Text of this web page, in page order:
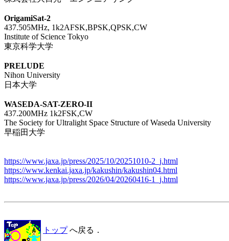
OrigamiSat-2
437.505MHz, 1k2AFSK,BPSK,QPSK,CW
Institute of Science Tokyo
東京科学大学
PRELUDE
Nihon University
日本大学
WASEDA-SAT-ZERO-II
437.200MHz 1k2FSK,CW
The Society for Ultralight Space Structure of Waseda University
早稲田大学
https://www.jaxa.jp/press/2025/10/20251010-2_j.html
https://www.kenkai.jaxa.jp/kakushin/kakushin04.html
https://www.jaxa.jp/press/2026/04/20260416-1_j.html
トップへ戻る．